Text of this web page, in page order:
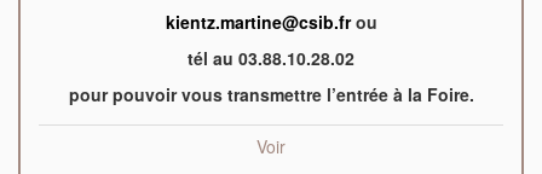
kientz.martine@csib.frou
tél au 03.88.10.28.02
pour pouvoir vous transmettre l’entrée à la Foire.
Voir